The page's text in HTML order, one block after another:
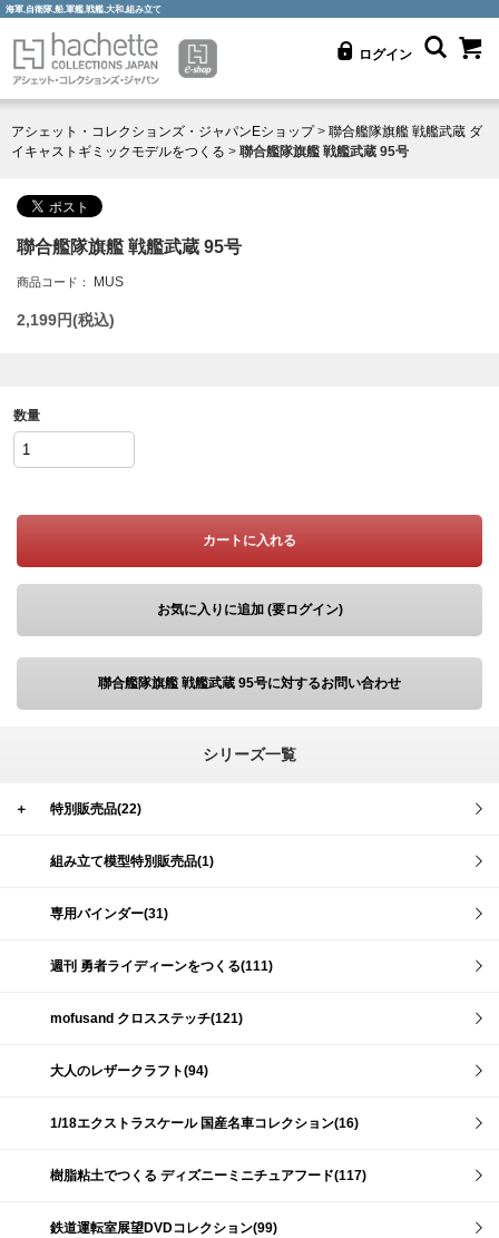
海軍,自衛隊,船,軍艦,戦艦,大和,組み立て
ログイン
アシェット・コレクションズ・ジャパンEショップ> 聯合艦隊旗艦 戦艦武蔵 ダ
イキャストギミックモデルをつくる > 聯合艦隊旗艦 戦艦武蔵 95号
聯合艦隊旗艦 戦艦武蔵 95号
商品コード： MUS
2,199円(税込)
数量
カートに入れる
お気に入りに追加 (要ログイン)
聯合艦隊旗艦 戦艦武蔵 95号に対するお問い合わせ
シリーズ一覧
＋ 特別販売品(22)
組み立て模型特別販売品(1)
専用バインダー(31)
週刊 勇者ライディーンをつくる(111)
mofusand クロスステッチ(121)
大人のレザークラフト(94)
1/18エクストラスケール 国産名車コレクション(16)
樹脂粘土でつくる ディズニーミニチュアフード(117)
鉄道運転室展望DVDコレクション(99)